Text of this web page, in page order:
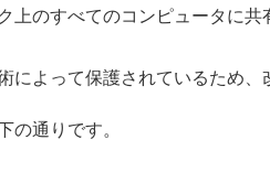
上のすべてのコンピュータに
によって保護されているため、
の通りです。